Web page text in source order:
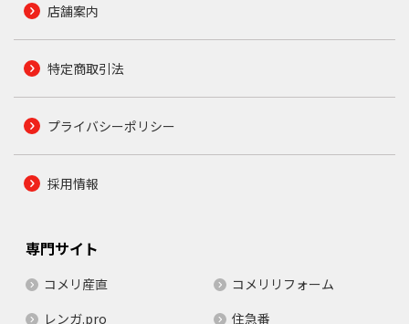
店舗案内
特定商取引法
プライバシーポリシー
採用情報
専門サイト
コメリ産直
コメリリフォーム
レンガ.pro
住急番